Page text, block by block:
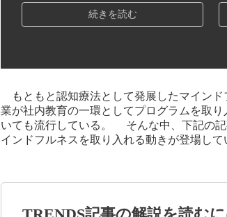
続きを読む
もともと認知療法として発展したマインド
業が社内教育の一環としてプログラムを取
いても流行している。 そんな中、下記の
インドフルネスを取り入れる動きが登場し